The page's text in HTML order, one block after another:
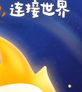
反对
反对[0]